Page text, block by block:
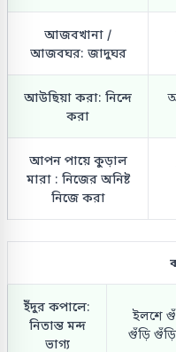
আজবখানা /
আজবঘর: জাদুঘর
আউছিয়া করা: নিন্দে
করা
আপন পায়ে কুড়াল
মারা : নিজের অনিষ্ট
নিজে করা
ইঁদুর কপালে:
নিতান্ত মন্দ
ভাগ্য
ইলশে
গুঁড়ি গুঁড়ি